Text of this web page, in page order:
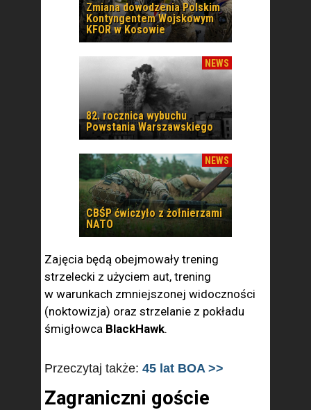
Zmiana dowodzenia Polskim
Kontyngentem Wojskowym
KFOR w Kosowie
NEWS
82. rocznica wybuchu
Powstania Warszawskiego
NEWS
CBŚP ćwiczyło z żołnierzami
NATO
Zajęcia będą obejmowały trening
strzelecki z użyciem aut, trening
w warunkach zmniejszonej widoczności
(noktowizja) oraz strzelanie z pokładu
śmigłowca BlackHawk.
Przeczytaj także: 45 lat BOA >>
Zagraniczni goście